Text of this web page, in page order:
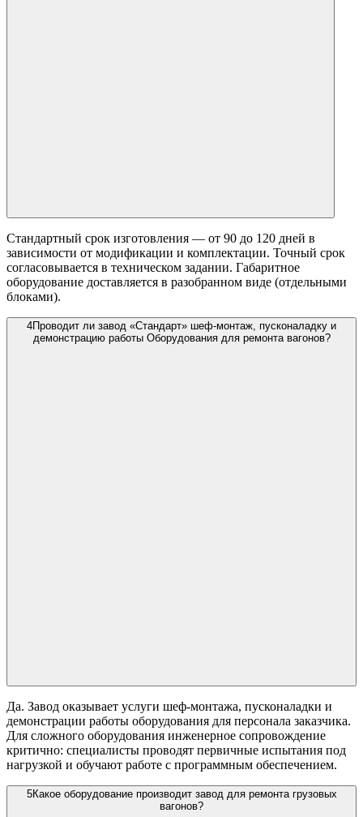
Стандартный срок изготовления — от 90 до 120 дней в
зависимости от модификации и комплектации. Точный срок
согласовывается в техническом задании. Габаритное
оборудование доставляется в разобранном виде (отдельными
блоками).
4Проводит ли завод «Стандарт» шеф-монтаж, пусконаладку и
демонстрацию работы Оборудования для ремонта вагонов?
Да. Завод оказывает услуги шеф-монтажа, пусконаладки и
демонстрации работы оборудования для персонала заказчика.
Для сложного оборудования инженерное сопровождение
критично: специалисты проводят первичные испытания под
нагрузкой и обучают работе с программным обеспечением.
5Какое оборудование производит завод для ремонта грузовых
вагонов?